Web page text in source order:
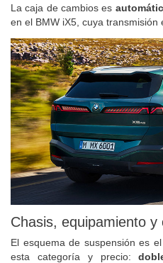
La caja de cambios es
en el BMW iX5, cuya transmisión
Chasis, equipamiento y
El esquema de suspensión es
esta categoría y precio: